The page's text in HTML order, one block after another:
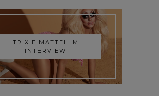
TRIXIE MATTEL IM
INTERVIEW